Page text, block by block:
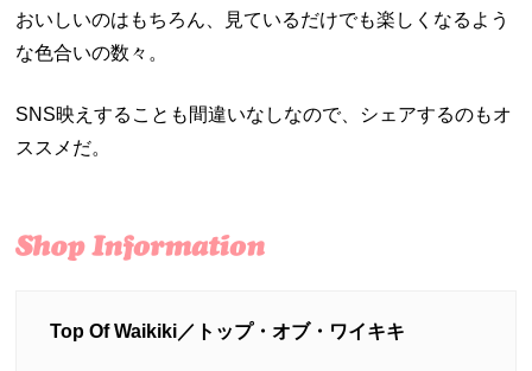
おいしいのはもちろん、見ているだけでも楽しくなるよう
な色合いの数々。
SNS映えすることも間違いなしなので、シェアするのもオ
ススメだ。
Top Of Waikiki／トップ・オブ・ワイキキ